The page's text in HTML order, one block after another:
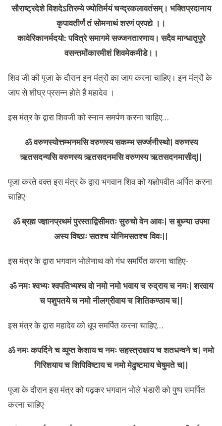
सौराष्ट्रदेशे विशदेऽतिरम्ये ज्योतिर्मयं चन्द्रकलावतंसम्। भक्तिप्रदानाय
कृपावतीर्णं तं सोमनाथं शरणं प्रपद्ये ।।
कावेरिकानर्मदयो: पवित्रे समागमे सज्जनतारणाय। सदैव मान्धातृपुरे
वसन्तमोंकारमीशं शिवमेकमीडे।।
शिव जी की पूजा के दौरान इन मंत्रों का जाप करना चाहिए। इन मंत्रों के
जाप से शीघ्र प्रसन्न होते हैं महादेव ।
इस मंत्र के द्वारा शिवजी को स्नान समर्पण करना चाहिए…
ॐ वरुणस्योत्तम्भनमसि वरुणस्य सकम्भ सर्ज्जनीस्थो| वरुणस्य
ऋतसदन्यसि वरुणस्य ऋतसदनमसि वरुणस्य ऋतसदनमासीद्||
पूजा करते वक्त इस मंत्र के द्वारा भगवान शिव को यज्ञोपवीत अर्पित करना
चाहिए-
ॐ ब्रह्म ज्ज्ञानप्रथमं पुरस्ताद्विसीमतः सुरुचो वेन आवः| स बुध्न्या उपमा
अस्य विष्ठाः सतश्च योनिमसतश्च विवः||
इस मंत्र के द्वारा भगवान भोलेनाथ को गंध समर्पित करना चाहिए-
ॐ नमः श्वभ्यः श्वपतिभ्यश्च वो नमो नमो भवाय च रुद्राय च नमः| शरवाय
च पशुपतये च नमो नीलग्रीवाय च शितिकण्ठाय च||
इस मंत्र के द्वारा महादेव को धूप समर्पित करना चाहिए…
ॐ नमः कपर्दिने च व्युप्त केशाय च नमः सहस्त्राक्षाय च शतधन्वने च| नमो
गिरिशयाय च शिपिविष्टाय च नमो मेढुष्टमाय चेषुमते च||
पूजा के दौरान इस मंत्र को पढ़कर भगवान भोले भंडारी को पुष्प समर्पित
करना चाहिए-